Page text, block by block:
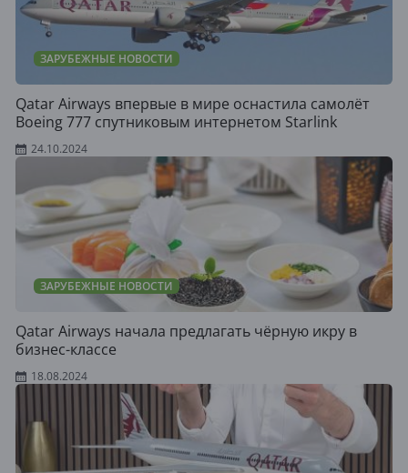
ЗАРУБЕЖНЫЕ НОВОСТИ
Qatar Airways впервые в мире оснастила самолёт
Boeing 777 спутниковым интернетом Starlink
24.10.2024
ЗАРУБЕЖНЫЕ НОВОСТИ
Qatar Airways начала предлагать чёрную икру в
бизнес-классе
18.08.2024